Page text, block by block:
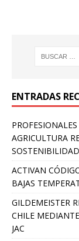
ENTRADAS
AGRICULTURA
SOSTENIBILIDAD
ACTIVAN
BAJAS
GILDEMEISTER
CHILE
JAC